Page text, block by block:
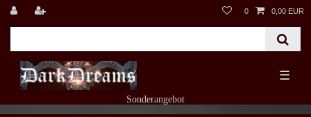
0 0,00 EUR
☰
Sonderangebot